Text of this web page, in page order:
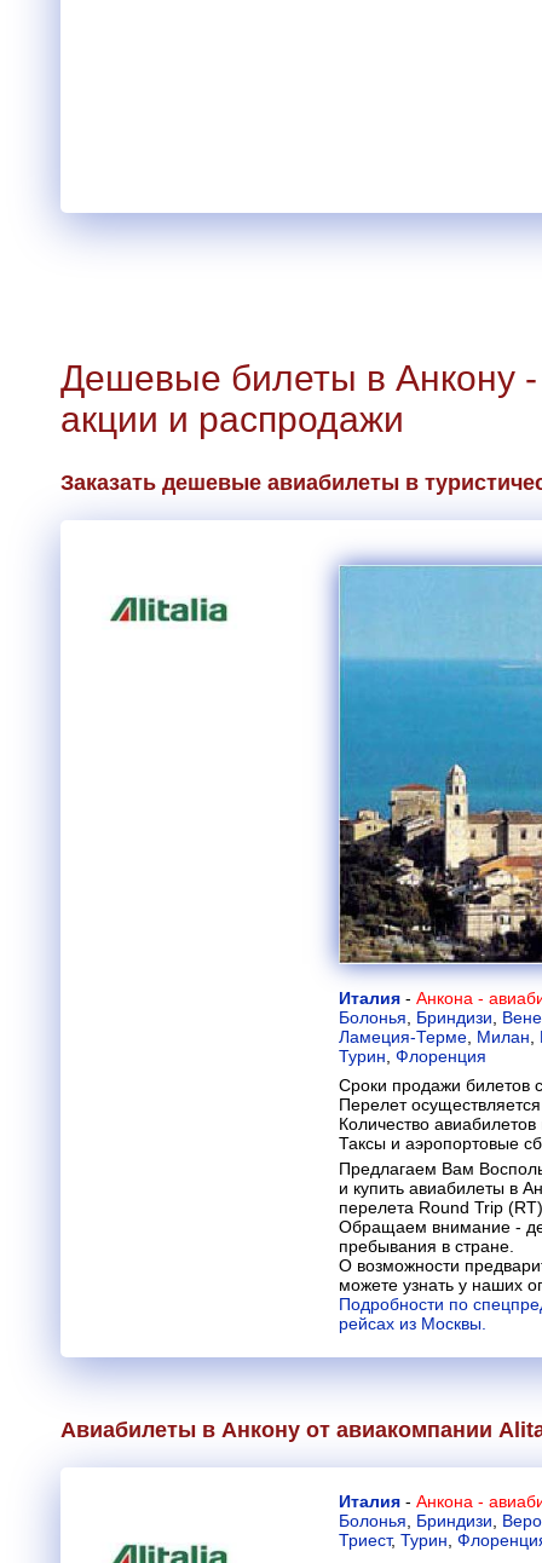
Дешевые билеты в Анкону -
акции и распродажи
Заказать дешевые авиабилеты в
Италия - Анкона -
Болонья
Бриндизи
Ламеция-Терме Милан
Турин Флоренция
Сроки продажи билетов
Перелет
Количество
Таксы и аэропортовые
Предлагаем Вам
и купить авиабилеты в
перелета Round Trip
Обращаем внимание -
пребывания в стране.
О возможности
можете узнать у наших
Подробности по
рейсах из Москвы.
Авиабилеты в Анкону от авиакомпании
Италия - Анкона -
Болонья
Бриндизи
Триест, Турин